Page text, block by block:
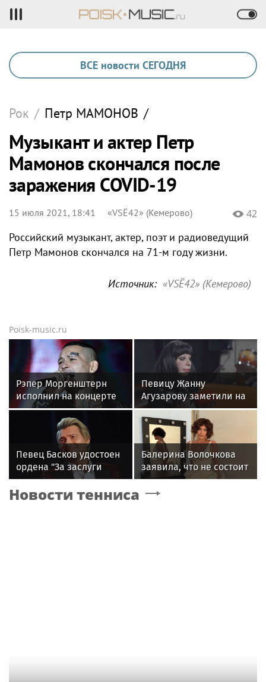
ВСЕ новости СЕГОДНЯ
Рок / Петр МАМОНОВ /
Музыкант и актер Петр
Мамонов скончался после
заражения COVID-19
15 июля 2021, 18:41 «VSЁ42» (Кемерово) 42
Российский музыкант, актер, поэт и радиоведущий
Петр Мамонов скончался на 71-м году жизни.
Источник: «VSЁ42» (Кемерово)
Poisk-music.ru
Рэпер Моргенштерн
исполнил на концерте
песню Мии Бойки
"Базовый минимум"
Певицу Жанну
Агузарову заметили на
отдыхе в загородном
отеле с 22-летним
другом
Певец Басков удостоен
ордена "За заслуги
перед Отечеством" IV
степени
Балерина Волочкова
заявила, что не состоит
в отношениях с
молодым журналистом
Новости тенниса